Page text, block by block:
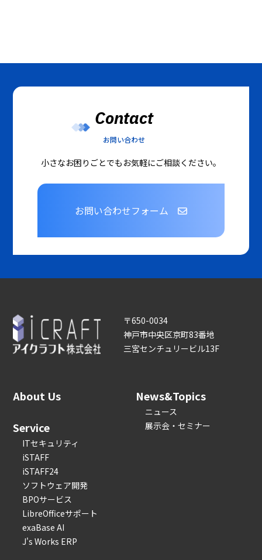
Contact
お問い合わせ
小さなお困りごとでもお気軽にご相談ください。
お問い合わせフォーム
〒650-0034
神戸市中央区京町83番地
三宮センチュリービル13F
About Us
Service
ITセキュリティ
iSTAFF
iSTAFF24
ソフトウェア開発
BPOサービス
LibreOfficeサポート
exaBase AI
J's Works ERP
News&Topics
ニュース
展示会・セミナー